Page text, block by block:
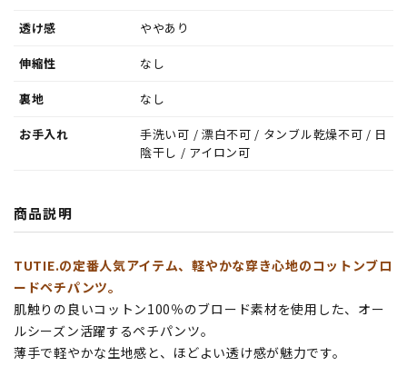
透け感 ややあり
伸縮性 なし
裏地 なし
お手入れ
手洗い可 / 漂白不可 / タンブル乾燥不可 / 日
陰干し / アイロン可
商品説明
TUTIE.の定番人気アイテム、軽やかな穿き心地のコットンブロ
ードペチパンツ。
肌触りの良いコットン100％のブロード素材を使用した、オー
ルシーズン活躍するペチパンツ。
薄手で軽やかな生地感と、ほどよい透け感が魅力です。